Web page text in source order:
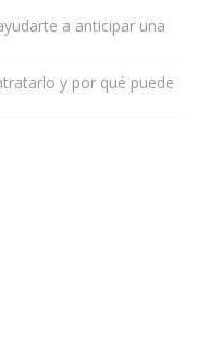
a anticipar una
y por qué puede